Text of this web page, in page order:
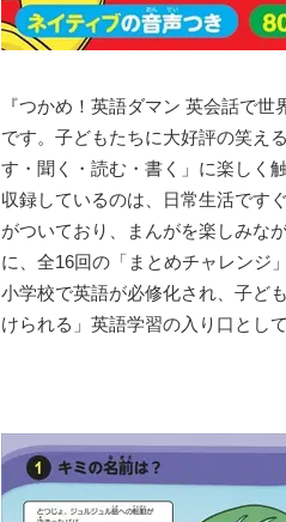
『つかめ！英語ダマン 英会話で
です。子どもたちに大好評の笑え
す・聞く・読む・書く」に楽しく
収録しているのは、日常生活です
がついており、まんがを楽しみな
に、全16回の「まとめチャレンジ
小学校で英語が必修化され、子ど
けられる」英語学習の入り口とし